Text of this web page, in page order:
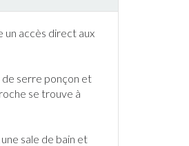
un accès direct aux
de serre ponçon et
se trouve à
sale de bain et